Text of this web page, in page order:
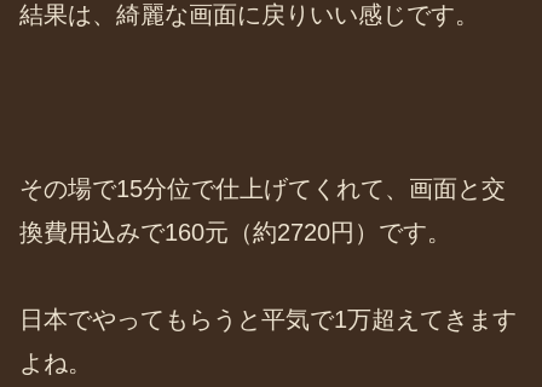
結果は、綺麗な画面に戻りいい感じです。
その場で15分位で仕上げてくれて、画面と交
換費用込みで160元（約2720円）です。
日本でやってもらうと平気で1万超えてきます
よね。